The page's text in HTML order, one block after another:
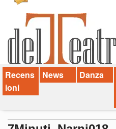
Chi siamo
Contatti
dT in English
Recens
ioni
News Danza